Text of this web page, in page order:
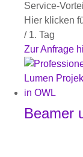
Service-
Hier klicken
/ 1. Tag
Zur Anfrage
Beamer